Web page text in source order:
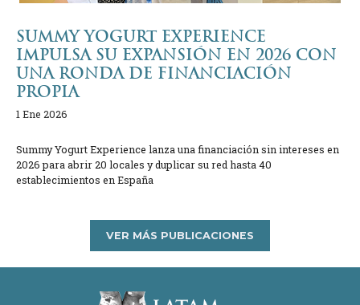
SUMMY YOGURT EXPERIENCE
IMPULSA SU EXPANSIÓN EN 2026 CON
UNA RONDA DE FINANCIACIÓN
PROPIA
1 Ene 2026
Summy Yogurt Experience lanza una financiación sin intereses en
2026 para abrir 20 locales y duplicar su red hasta 40
establecimientos en España
VER MÁS PUBLICACIONES